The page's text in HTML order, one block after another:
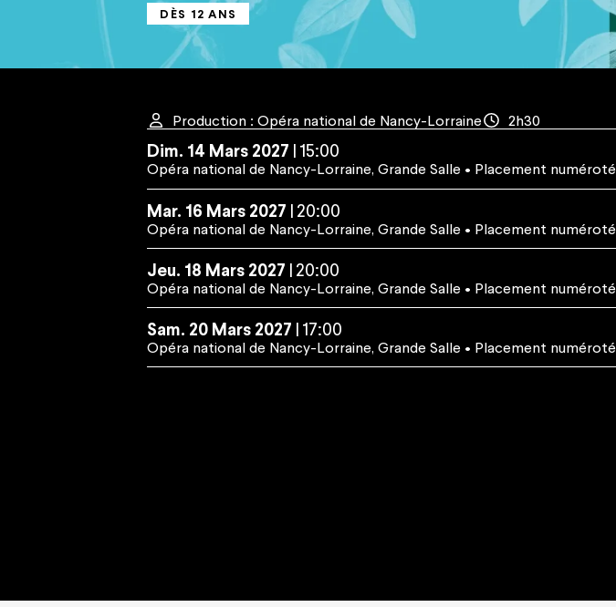
DÈS 12 ANS
Production : Opéra national de Nancy-Lorraine 2h30
Dim. 14 Mars2027 15:00
Opéra national de Nancy-Lorraine,Grande Salle • Placement numéroté
Mar. 16 Mars2027 20:00
Opéra national de Nancy-Lorraine,Grande Salle • Placement numéroté
Jeu. 18 Mars2027 20:00
Opéra national de Nancy-Lorraine,Grande Salle • Placement numéroté
Sam. 20Mars2027 17:00
Opéra national de Nancy-Lorraine,Grande Salle • Placement numéroté
Nous rejoindreEspace PresseMarchés publicsCo-mobilitéRetrouver vos commandes